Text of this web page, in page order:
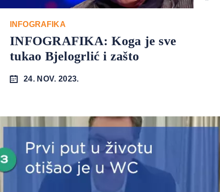
INFOGRAFIKA
INFOGRAFIKA: Koga je sve
tukao Bjelogrlić i zašto
24. NOV. 2023.